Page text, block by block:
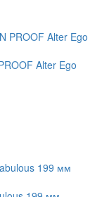
Alter Ego